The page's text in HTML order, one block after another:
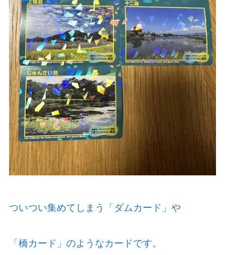
ついつい集めてしまう「ダムカード」や
「橋カード」のようなカードです。